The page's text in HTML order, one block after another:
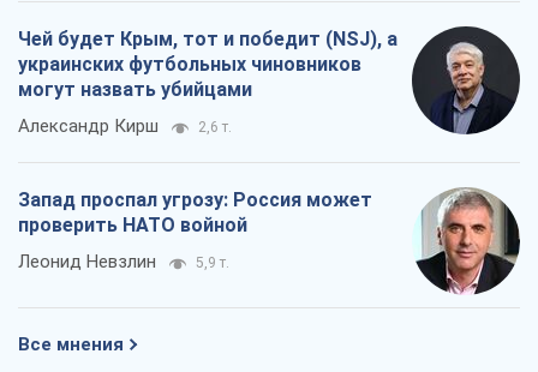
Чей будет Крым, тот и победит (NSJ), а
украинских футбольных чиновников
могут назвать убийцами
Александр Кирш 2,6 т.
Запад проспал угрозу: Россия может
проверить НАТО войной
Леонид Невзлин 5,9 т.
Все мнения